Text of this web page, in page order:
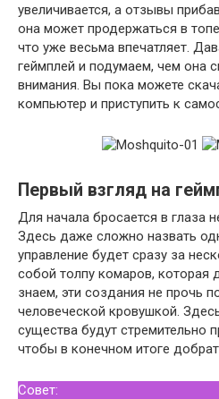
увеличивается, а отзывы
она может продержаться в
что уже весьма впечатляет.
геймплей и подумаем, чем она
внимания. Вы пока можете
компьютер и приступить к
Первый взгляд на
Для начала бросается в глаза
Здесь даже сложно назвать
управление будет сразу за
собой толпу комаров, которая
знаем, эти создания не прочь
человеческой кровушкой.
существа будут стремительно
чтобы в конечном итоге
Совет: